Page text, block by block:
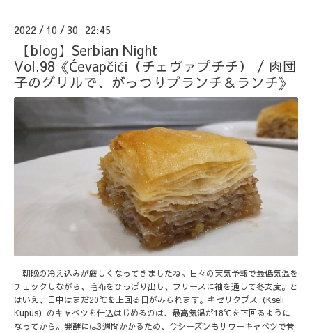
2022 / 10 /30 22:45
【blog】Serbian Night
Vol.98《Ćevapčići（チェヴァプチチ） / 肉団
子のグリルで、がっつりブランチ＆ランチ》
朝晩の冷え込みが厳しくなってきましたね。日々の天気予報で最低気温を
チェックしながら、毛布をひっぱり出し、フリースに袖を通して冬支度。と
はいえ、日中はまだ20℃を上回る日がみられます。キセリクプス（Kseli
Kupus）のキャベツを仕込はじめるのは、最高気温が18℃を下回るように
なってから。発酵には3週間かかるため、今シーズンもサワーキャベツで巻